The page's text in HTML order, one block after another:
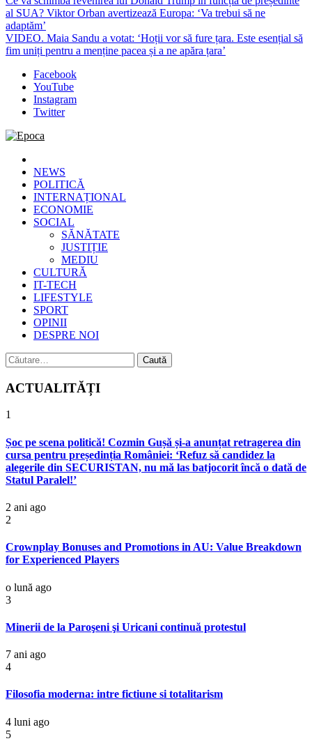
al SUA? Viktor Orban avertizează Europa: ‘Va trebui să ne
adaptăm’
VIDEO. Maia Sandu a votat: ‘Hoții vor să fure țara. Este esențial să
fim uniți pentru a menține pacea și a ne apăra țara’
Facebook
YouTube
Instagram
Twitter
Epoca
Cele mai noi știri online din România
NEWS
POLITICĂ
INTERNAȚIONAL
ECONOMIE
SOCIAL
SĂNĂTATE
JUSTIȚIE
MEDIU
CULTURĂ
IT-TECH
LIFESTYLE
SPORT
OPINII
DESPRE NOI
Caută
după:
ACTUALITĂȚI
1
Șoc pe scena politică! Cozmin Gușă și-a anunțat retragerea din
cursa pentru președinția României: ‘Refuz să candidez la
alegerile din SECURISTAN, nu mă las batjocorit încă o dată de
Statul Paralel!’
2 ani ago
2
Crownplay Bonuses and Promotions in AU: Value Breakdown
for Experienced Players
o lună ago
3
Minerii de la Paroşeni şi Uricani continuă protestul
7 ani ago
4
Filosofia moderna: intre fictiune si totalitarism
4 luni ago
5